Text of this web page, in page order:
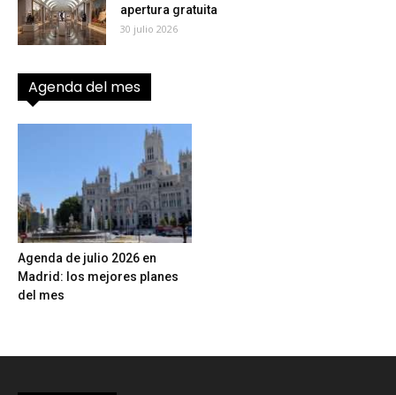
apertura gratuita
30 julio 2026
Agenda del mes
Agenda de julio 2026 en
Madrid: los mejores planes
del mes